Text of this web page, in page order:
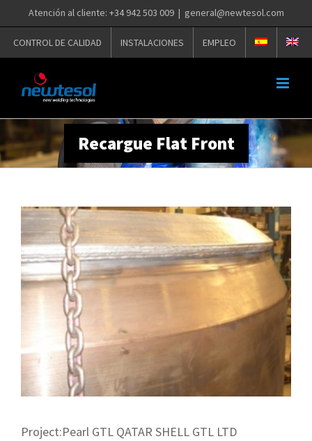
contenido
Atención al cliente: +34 942 503 009 | general@newtesol.com
CONTROL DE CALIDAD INSTALACIONES EMPLEO
Recargue Flat Front
Ver
más
grande
Project:Pearl GTL QATAR SHELL GTL LTD